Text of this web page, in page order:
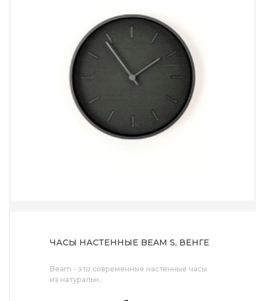
ЧАСЫ НАСТЕННЫЕ BEAM S, ВЕНГЕ
Beam - это современные настенные часы
из натуральн..